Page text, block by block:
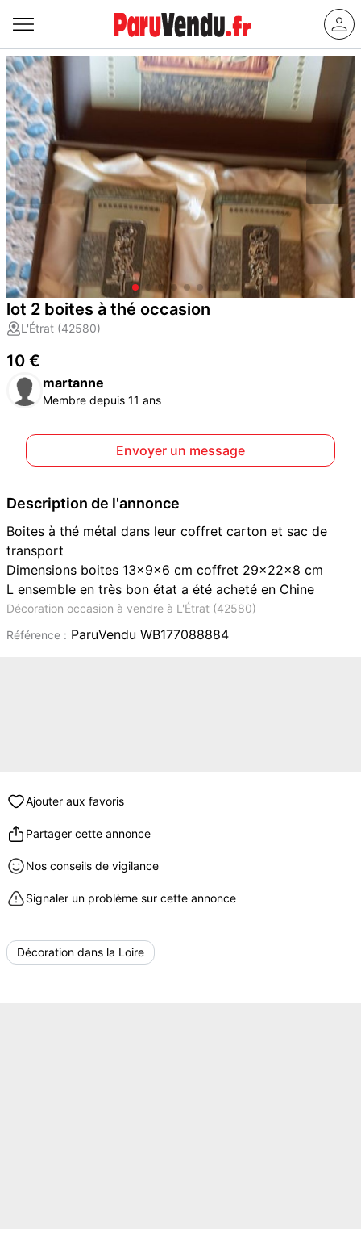
lot 2 boites à thé occasion
L'Étrat (42580)
10 €
martanne
Membre depuis 11 ans
Envoyer un message
Description de l'annonce
Boites à thé métal dans leur coffret carton et sac de
transport
Dimensions boites 13x9x6 cm coffret 29x22x8 cm
L ensemble en très bon état a été acheté en Chine
Décoration occasion à vendre à L'Étrat (42580)
Référence : ParuVendu WB177088884
Ajouter aux favoris
Partager cette annonce
Nos conseils de vigilance
Signaler un problème sur cette annonce
Décoration dans la Loire